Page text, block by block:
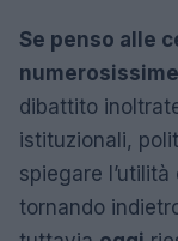
Se penso alle
dibattito
istituzionali,
spiegare
tornando